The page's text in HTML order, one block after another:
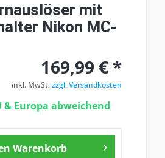
mit
Nikon MC-
169,99 € *
inkl. MwSt.zzgl. Versandkosten
& Europa abweichend
Warenkorb